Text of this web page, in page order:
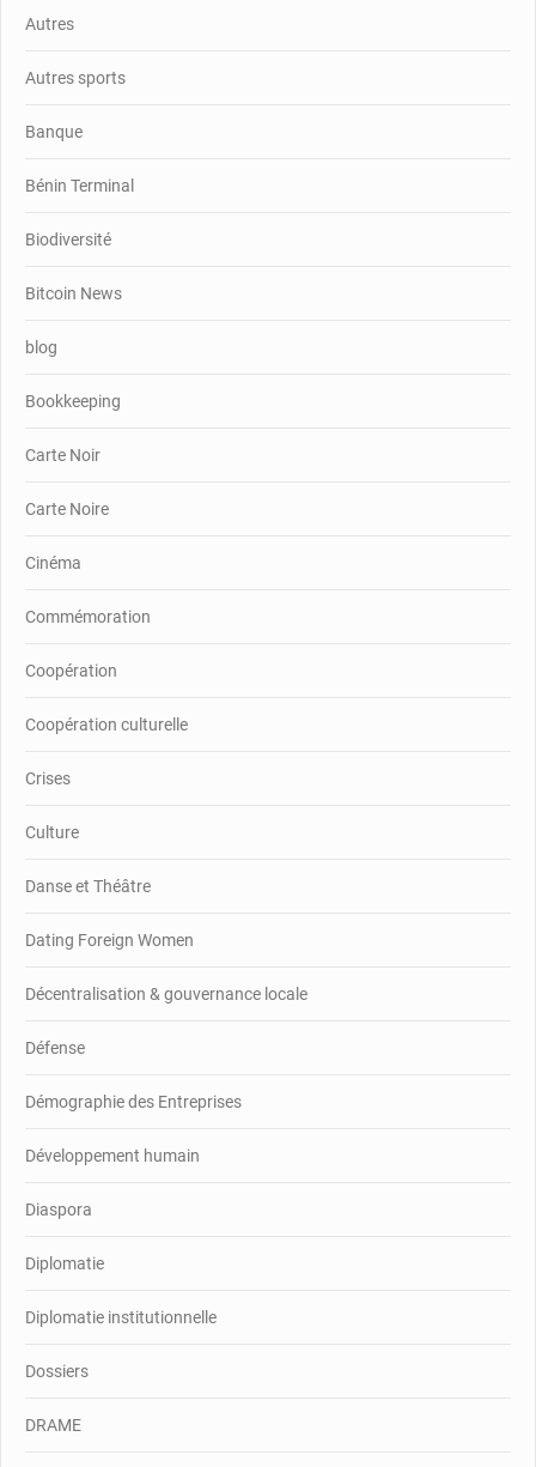
Autres
Autres sports
Banque
Bénin Terminal
Biodiversité
Bitcoin News
blog
Bookkeeping
Carte Noir
Carte Noire
Cinéma
Commémoration
Coopération
Coopération culturelle
Crises
Culture
Danse et Théâtre
Dating Foreign Women
Décentralisation & gouvernance locale
Défense
Démographie des Entreprises
Développement humain
Diaspora
Diplomatie
Diplomatie institutionnelle
Dossiers
DRAME